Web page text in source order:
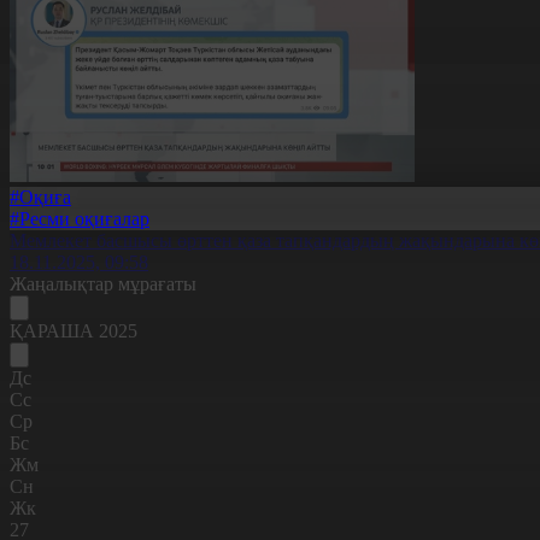
#Оқиға
#Ресми оқиғалар
Мемлекет басшысы өрттен қаза тапқандардың жақындарына
18.11.2025, 09:58
Жаңалықтар мұрағаты
ҚАРАША 2025
Дс
Сс
Ср
Бс
Жм
Сн
Жк
27